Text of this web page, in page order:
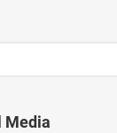
Media